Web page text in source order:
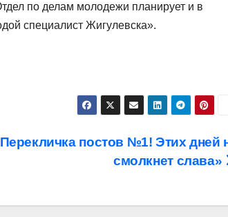
по делам молодежи планирует и в
специалист Жигулевска».
постов №1! Этих дней
смолкнет слава»